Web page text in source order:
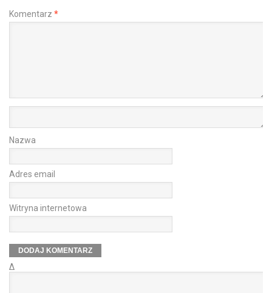
Komentarz *
Nazwa
Adres email
Witryna internetowa
Δ